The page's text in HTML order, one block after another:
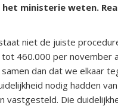
ministerie weten.
niet de juiste
460.000 per november
dan dat we elkaar
nodig hadden
Die